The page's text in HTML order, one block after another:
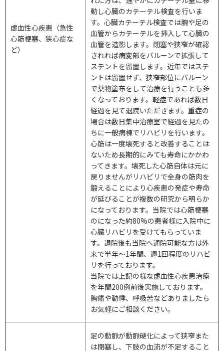
虚血性心疾患（急性
心筋梗塞、狭心症な
ど）
動し心臓のカテーテル検査を行いま
す。心臓カテーテル検査では腕や足の
血管からカテーテルを挿入して心臓の
血管を造影します。閉塞や狭窄が確認
されれば病変部をバルーンで拡張して
ステントを留置します。近年ではステ
ントは留置せず、狭窄部位にバルーン
で薬物塗布をして治療を行うことも多
くなっております。軽症であれば数日
経過を見て退院いただきます。重症の
場合は数日集中治療室で経過を見たの
ちに一般病棟でリハビリを行います。
心筋は一度壊死すると改善することは
ないため長期的にみても寿命にかかわ
ってきます。壊死した心筋自体は元に
戻りませんがリハビリで全身の筋肉を
鍛えることにより心疾患の発症や寿命
が延びることが複数の研究から明らか
になっております。当院では心筋梗塞
のになった約80%の患者様に入院中に
心臓リハビリを受けてもらっていま
す。退院後も当院へ通院可能な方は外
来で半年～1年間、週1回程度のリハビ
リを行っております。
当院では上記の様な虚血性心疾患治療
を年間200例前後実施しております。
胸痛や動悸、呼吸苦などありましたら
お気軽にご相談ください。
足の動脈が動脈硬化によって狭窄また
は閉塞し、下肢の血流が不足すること